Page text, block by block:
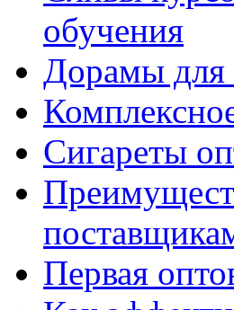
обучения
Дорамы для
Сигареты
Первая